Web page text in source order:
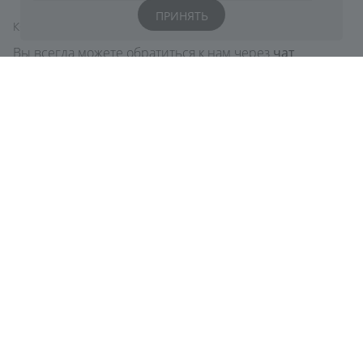
ПРИНЯТЬ
КОНТАКТЫ
Вы всегда можете обратиться к нам черезчат